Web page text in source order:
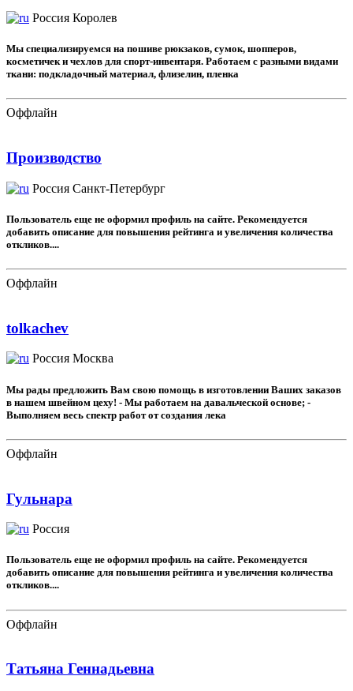
Россия Королев
Мы специализируемся на пошиве рюкзаков, сумок, шопперов,
косметичек и чехлов для спорт-инвентаря. Работаем с разными видами
ткани: подкладочный материал, флизелин, пленка
Оффлайн
Производство
Россия Санкт-Петербург
Пользователь еще не оформил профиль на сайте. Рекомендуется
добавить описание для повышения рейтинга и увеличения количества
откликов....
Оффлайн
tolkachev
Россия Москва
Мы рады предложить Вам свою помощь в изготовлении Ваших заказов
в нашем швейном цеху! - Мы работаем на давальческой основе; -
Выполняем весь спектр работ от создания лека
Оффлайн
Гульнара
Россия
Пользователь еще не оформил профиль на сайте. Рекомендуется
добавить описание для повышения рейтинга и увеличения количества
откликов....
Оффлайн
Татьяна Геннадьевна